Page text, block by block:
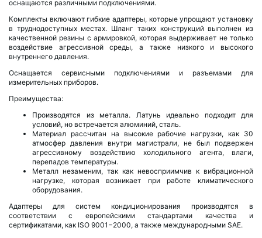
оснащаются различными подключениями.
Комплекты включают гибкие адаптеры, которые упрощают установку
в труднодоступных местах. Шланг таких конструкций выполнен из
качественной резины с армировкой, которая выдерживает не только
воздействие агрессивной среды, а также низкого и высокого
внутреннего давления.
Оснащается сервисными подключениями и разъемами для
измерительных приборов.
Преимущества:
Производятся из металла. Латунь идеально подходит для
условий, но встречается алюминий, сталь.
Материал рассчитан на высокие рабочие нагрузки, как 30
атмосфер давления внутри магистрали, не был подвержен
агрессивному воздействию холодильного агента, влаги,
перепадов температуры.
Металл незаменим, так как невосприимчив к вибрационной
нагрузке, которая возникает при работе климатического
оборудования.
Адаптеры для систем кондиционирования производятся в
соответствии с европейскими стандартами качества и
сертификатами, как ISO 9001−2000, а также международными SAE.